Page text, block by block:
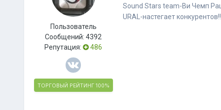
Пользователь
Сообщений:4392
Репутация:
486
ТОРГОВЫЙ РЕЙТИНГ 100%
Sound Stars team-Ви Чемп
URAL-настегает